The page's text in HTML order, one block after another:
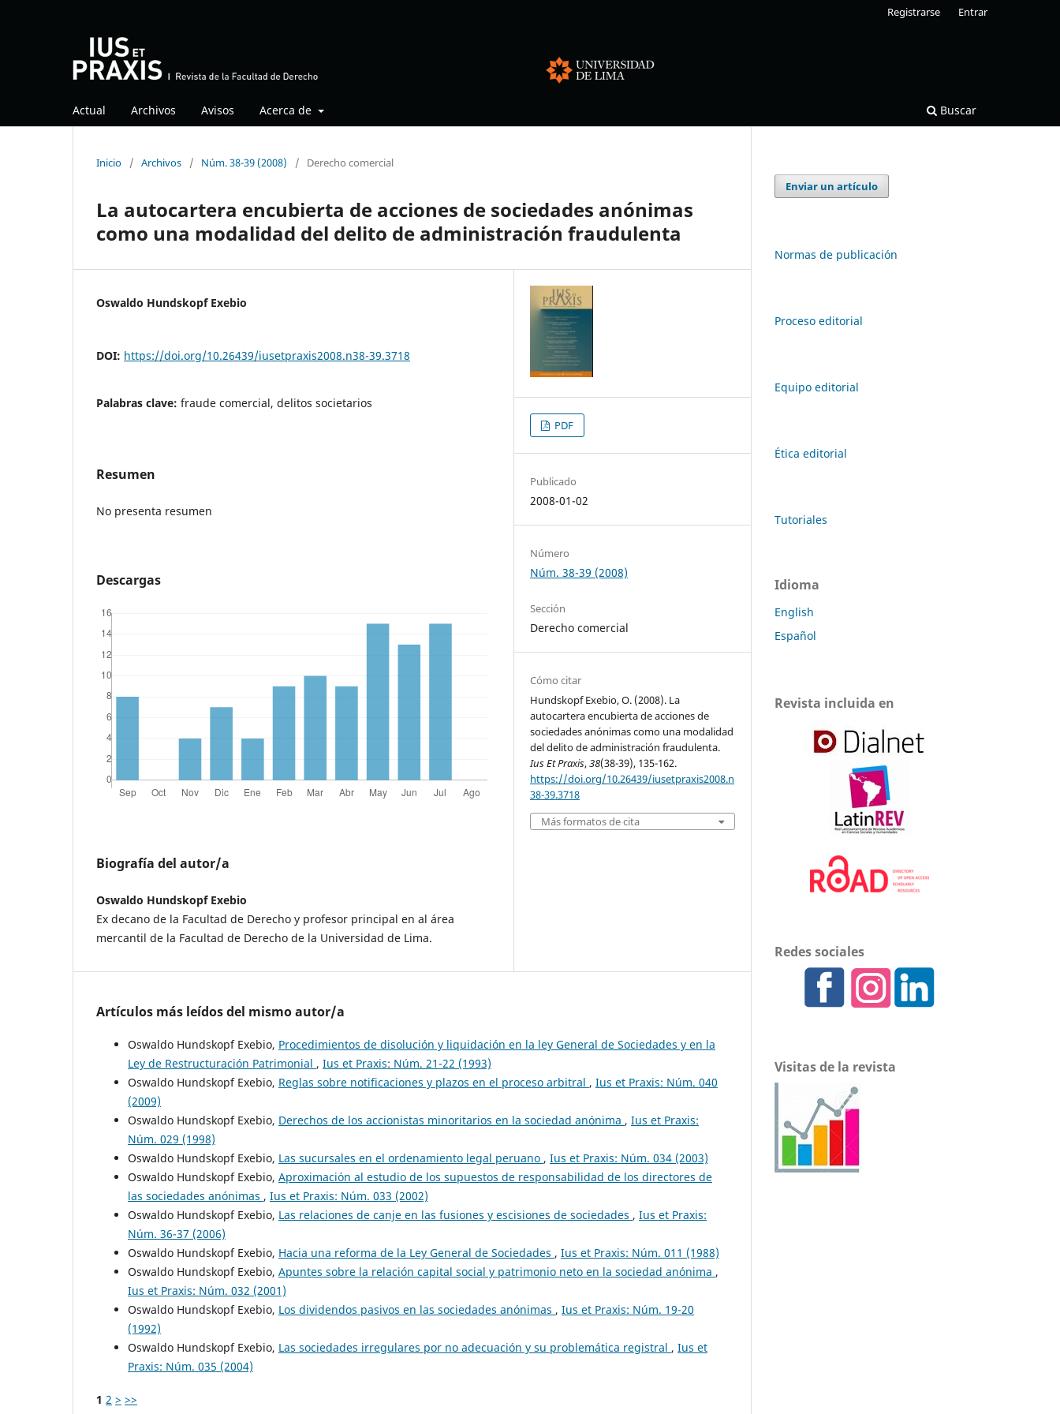
Actual Archivos Avisos Acerca de Buscar
Registrarse Entrar
Inicio / Archivos / Núm. 38-39 (2008) / Derecho comercial
La autocartera encubierta de acciones de sociedades anónimas
como una modalidad del delito de administración fraudulenta
Oswaldo Hundskopf Exebio
DOI: https://doi.org/10.26439/iusetpraxis2008.n38-39.3718
Palabras clave: fraude comercial, delitos societarios
Resumen
No presenta resumen
Descargas
Biografía del autor/a
Oswaldo Hundskopf Exebio
Ex decano de la Facultad de Derecho y profesor principal en al área
mercantil de la Facultad de Derecho de la Universidad de Lima.
PDF
Publicado
2008-01-02
Número
Núm. 38-39 (2008)
Sección
Derecho comercial
Cómo citar
Hundskopf Exebio, O. (2008). La
autocartera encubierta de acciones de
sociedades anónimas como una modalidad
del delito de administración fraudulenta.
Ius Et Praxis,38(38-39), 135-162.
https://doi.org/10.26439/iusetpraxis2008.n
38-39.3718
Más formatos de cita
Artículos más leídos del mismo autor/a
Oswaldo Hundskopf Exebio, Procedimientos de disolución y liquidación en la ley General de Sociedades y en la
Ley de Restructuración Patrimonial , Ius et Praxis: Núm. 21-22 (1993)
Oswaldo Hundskopf Exebio, Reglas sobre notificaciones y plazos en el proceso arbitral , Ius et Praxis: Núm. 040
(2009)
Oswaldo Hundskopf Exebio, Derechos de los accionistas minoritarios en la sociedad anónima , Ius et Praxis:
Núm. 029 (1998)
Oswaldo Hundskopf Exebio, Las sucursales en el ordenamiento legal peruano , Ius et Praxis: Núm. 034 (2003)
Oswaldo Hundskopf Exebio, Aproximación al estudio de los supuestos de responsabilidad de los directores de
las sociedades anónimas , Ius et Praxis: Núm. 033 (2002)
Oswaldo Hundskopf Exebio, Las relaciones de canje en las fusiones y escisiones de sociedades , Ius et Praxis:
Núm. 36-37 (2006)
Oswaldo Hundskopf Exebio, Hacia una reforma de la Ley General de Sociedades , Ius et Praxis: Núm. 011 (1988)
Oswaldo Hundskopf Exebio, Apuntes sobre la relación capital social y patrimonio neto en la sociedad anónima ,
Ius et Praxis: Núm. 032 (2001)
Oswaldo Hundskopf Exebio, Los dividendos pasivos en las sociedades anónimas , Ius et Praxis: Núm. 19-20
(1992)
Oswaldo Hundskopf Exebio, Las sociedades irregulares por no adecuación y su problemática registral , Ius et
Praxis: Núm. 035 (2004)
1 2 > >>
Enviar un artículo
Normas de publicación
Proceso editorial
Equipo editorial
Ética editorial
Tutoriales
Idioma
English
Español
Revista incluida en
Redes sociales
Visitas de la revista